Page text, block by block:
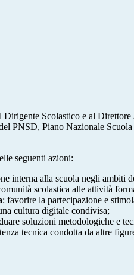
Scolastico e al
PNSD, Piano Nazionale
seguenti azioni:
interna alla scuola negli ambiti
scolastica alle attività
: favorire la partecipazione e
cultura digitale condivisa;
soluzioni metodologiche e
tecnica condotta da altre